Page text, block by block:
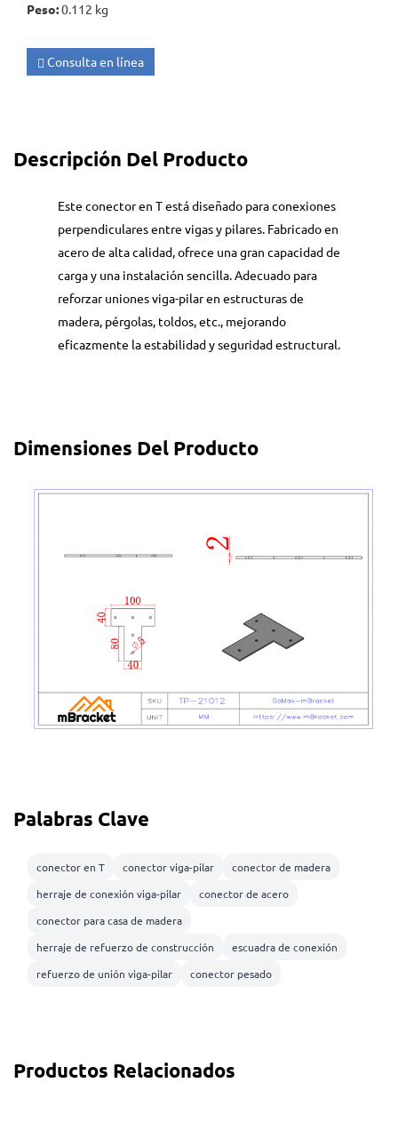
Peso:0.112 kg
Consulta en línea
Descripción Del Producto
Este conector en T está diseñado para conexiones
perpendiculares entre vigas y pilares. Fabricado en
acero de alta calidad, ofrece una gran capacidad de
carga y una instalación sencilla. Adecuado para
reforzar uniones viga-pilar en estructuras de
madera, pérgolas, toldos, etc., mejorando
eficazmente la estabilidad y seguridad estructural.
Dimensiones Del Producto
Palabras Clave
conector en T conector viga-pilar
conector de madera
herraje de conexión viga-pilar
conector de acero
conector para casa de madera
herraje de refuerzo de construcción
escuadra de conexión
refuerzo de unión viga-pilar
conector pesado
Productos Relacionados